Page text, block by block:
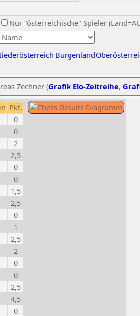
Nur "österreichische" Spieler
Burgenland
Zechner (Grafik Elo-Zeitreihe,
Pkt.
0
0
2
2,5
0
0
1,5
2,5
0
1
2,5
2
0
0
2,5
4,5
0